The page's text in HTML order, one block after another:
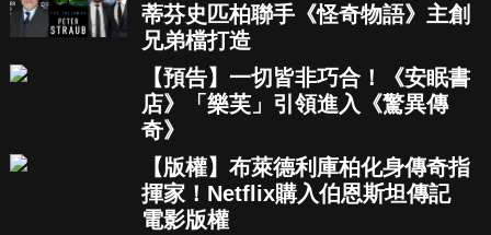
蒂芬史匹柏聯手《怪奇物語》主創
兄弟檔打造
【預告】一切皆非巧合！《安眠書
店》「樂芙」引領進入《驚異傳
奇》
【版權】布萊德利庫柏化身傳奇指
揮家！Netflix購入伯恩斯坦傳記
電影版權